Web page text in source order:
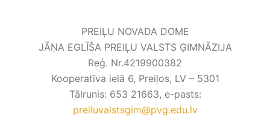
PREIĻU NOVADA DOME
JĀŅA EGLĪŠA PREIĻU VALSTS ĢIMNĀZIJA
Reģ. Nr.4219900382
Kooperatīva ielā 6, Preiļos, LV – 5301
Tālrunis: 653 21663, e-pasts:
preiluvalstsgim@pvg.edu.lv